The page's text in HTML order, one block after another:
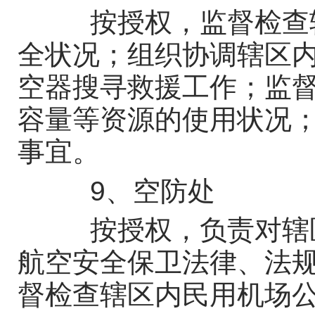
按授权，监督检查
全状况；组织协调辖区
空器搜寻救援工作；监
容量等资源的使用状况
事宜。
9、空防处
按授权，负责对辖
航空安全保卫法律、法
督检查辖区内民用机场